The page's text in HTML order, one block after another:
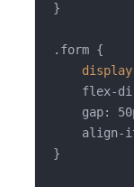
}
.form {
display
}